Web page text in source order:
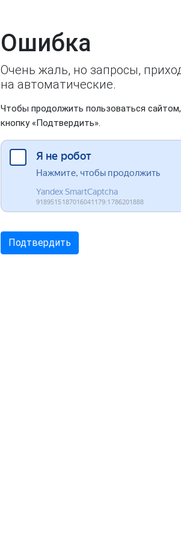
Ошибка
Очень жаль, но запросы,
на автоматические.
Чтобы продолжить пользоваться
кнопку «Подтвердить».